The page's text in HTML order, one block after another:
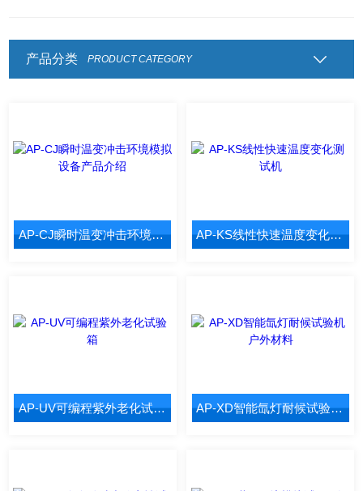
产品分类 PRODUCT CATEGORY
AP-CJ瞬时温变冲击环境模拟设备产品介绍 AP-KS线性快速温度变化测试机
AP-UV可编程紫外老化试验箱 AP-XD智能氙灯耐候试验机 户外材料